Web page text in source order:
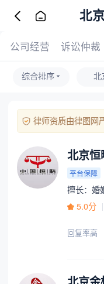
北
公司经营 诉讼仲裁
综合排序 北
律师资质由律图网
2、执业证照核验：
3、官方执业信息核验
4、手机号验证：绑定
北京
平台保障
擅长：婚
5.0分
回复率高